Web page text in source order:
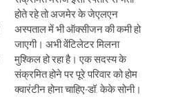
होते रहे तो अजमेर के जेएलएन
अस्पताल में भी ऑक्सीजन की कमी हो
जाएगी। अभी वेंटिलेटर मिलना
मुश्किल हो रहा है। एक सदस्य के
संक्रमित होने पर पूरे परिवार को होम
क्वारंटीन होना चाहिए-डॉ. केके सोनी।